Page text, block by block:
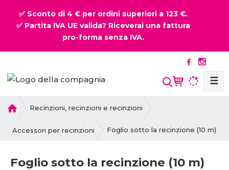
✅ Sconto di 4 € per ordini superiori a 123 €.
✅ Partita IVA UE valida? Riceverai una fattura
pro-forma senza IVA.
☰
i
p
Recinzioni, recinzioni e recinzioni
Accessori per recinzioni Foglio sotto la recinzione (10 m)
Foglio sotto la recinzione (10 m)